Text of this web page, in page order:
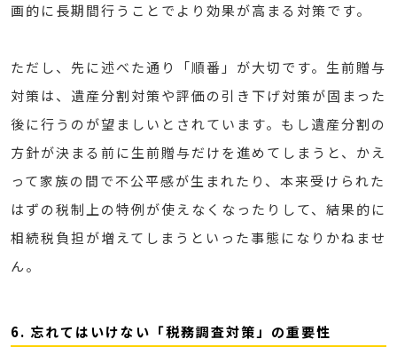
画的に長期間行うことでより効果が高まる対策です。
ただし、先に述べた通り「順番」が大切です。生前贈与
対策は、遺産分割対策や評価の引き下げ対策が固まった
後に行うのが望ましいとされています。もし遺産分割の
方針が決まる前に生前贈与だけを進めてしまうと、かえ
って家族の間で不公平感が生まれたり、本来受けられた
はずの税制上の特例が使えなくなったりして、結果的に
相続税負担が増えてしまうといった事態になりかねませ
ん。
6. 忘れてはいけない「税務調査対策」の重要性